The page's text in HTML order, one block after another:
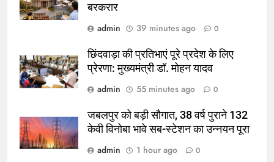
बरकरार
admin
39 minutes ago 0
छिंदवाड़ा की प्रतिभाएं पूरे प्रदेश के लिए
प्रेरणा: मुख्यमंत्री डॉ. मोहन यादव
admin
55 minutes ago 0
जबलपुर को बड़ी सौगात, 38 वर्ष पुराने 132
केवी विनोबा भावे सब-स्टेशन का उन्नयन पूरा
admin
1 hour ago 0